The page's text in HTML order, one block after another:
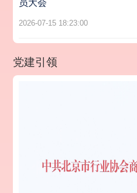
员大会
2026-07-15 18:23:00
党建引领